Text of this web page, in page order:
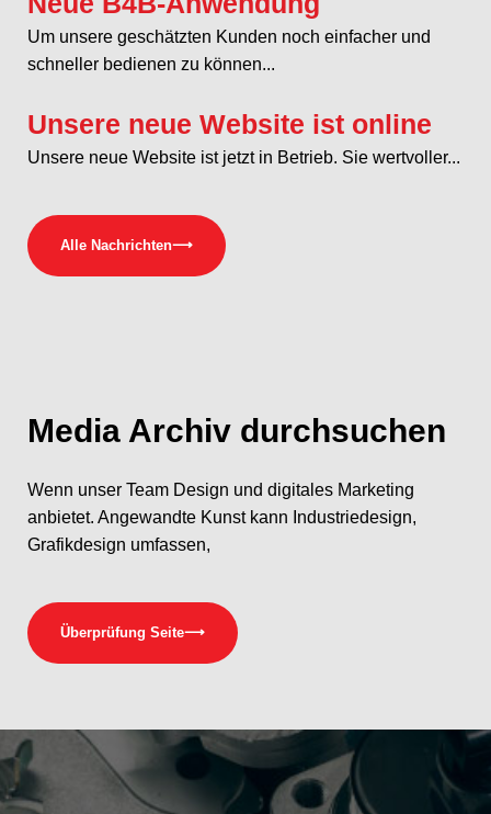
Um unsere geschätzten Kunden noch einfacher und
schneller bedienen zu können...
Unsere neue Website ist online
Unsere neue Website ist jetzt in Betrieb. Sie wertvoller...
Alle Nachrichten⟶
Media Archiv durchsuchen
Wenn unser Team Design und digitales Marketing
anbietet. Angewandte Kunst kann Industriedesign,
Grafikdesign umfassen,
Überprüfung Seite⟶